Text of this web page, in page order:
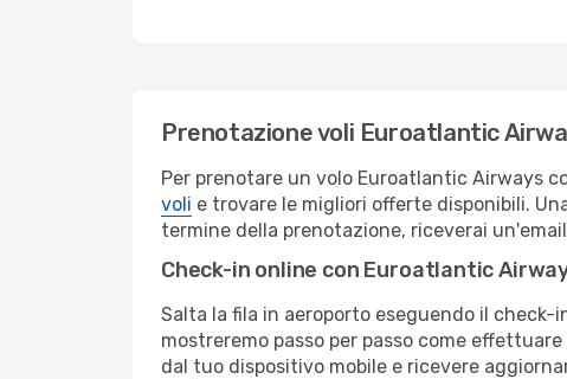
Prenotazione voli Euroatlantic
Per prenotare un volo Euroatlantic Airways
voli e trovare le migliori offerte disponibili.
termine della prenotazione, riceverai
Check-in online con Euroatlantic
Salta la fila in aeroporto eseguendo il check-
mostreremo passo per passo come
dal tuo dispositivo mobile e ricevere